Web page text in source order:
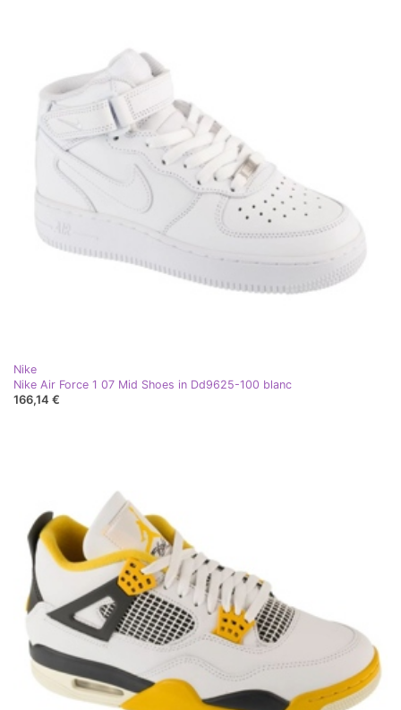
Nike
Nike Air Force 1 07 Mid Shoes in Dd9625-100 blanc
166,14 €